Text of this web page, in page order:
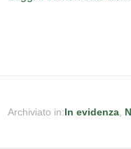
Archiviato in:In evidenza